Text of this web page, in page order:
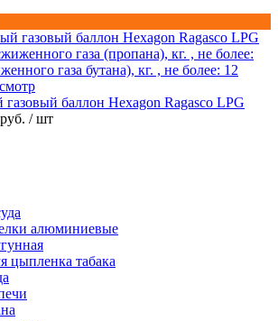
баллон Hexagon Ragasco LPG
/ шт
алюминиевые
цыпленка табака